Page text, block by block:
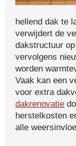
hellend dak te
verwijdert de
dakstructuur
vervolgens
worden
Vaak kan een
voor extra
dakrenovatie
herstelkosten
alle